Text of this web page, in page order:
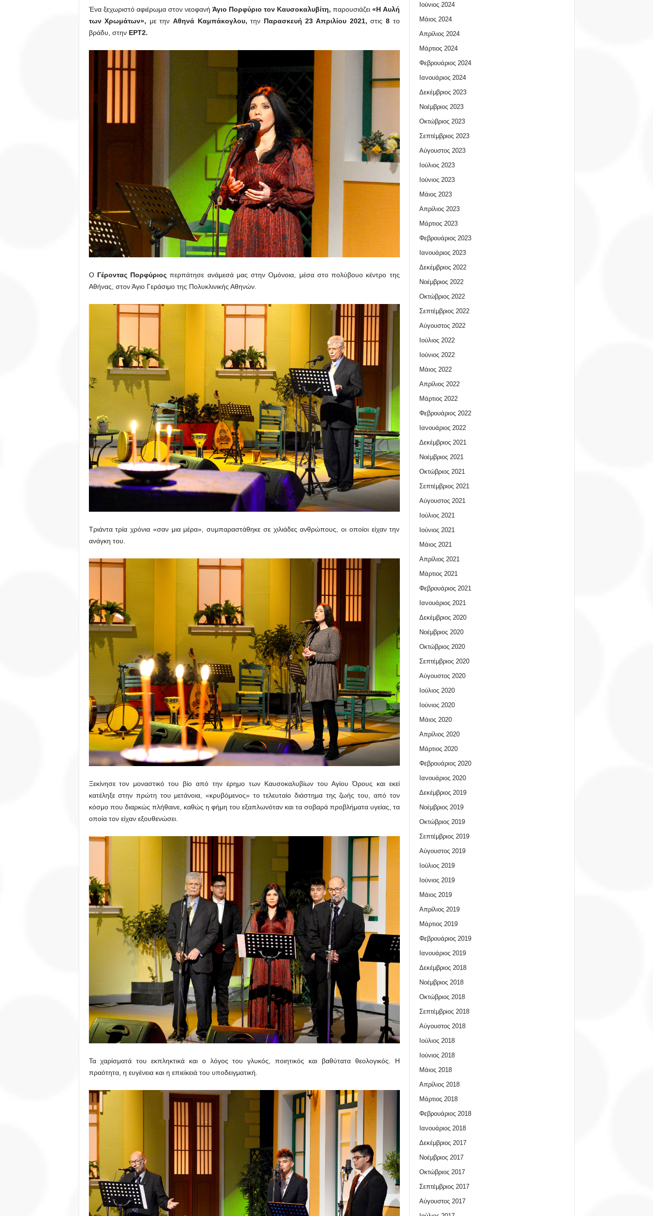
Ένα ξεχωριστό αφιέρωμα στον νεοφανή Άγιο Πορφύριο τον Καυσοκαλυβίτη, παρουσιάζει«Η Αυλή
των Χρωμάτων», με την Αθηνά Καμπάκογλου,την Παρασκευή 23 Απριλίου 2021,στις 8το
βράδυ, στην ΕΡΤ2.
Ο Γέροντας Πορφύριος περπάτησε ανάμεσά μας στην Ομόνοια, μέσα στο πολύβουο κέντρο της
Αθήνας, στον Άγιο Γεράσιμο της Πολυκλινικής Αθηνών.
Τριάντα τρία χρόνια «σαν μια μέρα», συμπαραστάθηκε σε χιλιάδες ανθρώπους, οι οποίοι είχαν την
ανάγκη του.
Ξεκίνησε τον μοναστικό του βίο από την έρημο των Καυσοκαλυβίων του Αγίου Όρους και εκεί
κατέληξε στην πρώτη του μετάνοια, «κρυβόμενος» το τελευταίο διάστημα της ζωής του, από τον
κόσμο που διαρκώς πλήθαινε, καθώς η φήμη του εξαπλωνόταν και τα σοβαρά προβλήματα υγείας, τα
οποία τον είχαν εξουθενώσει.
Τα χαρίσματά του εκπληκτικά και ο λόγος του γλυκός, ποιητικός και βαθύτατα θεολογικός. Η
πραότητα, η ευγένεια και η επιείκειά του υποδειγματική.
Ιούνιος 2024
Μάιος 2024
Απρίλιος 2024
Μάρτιος 2024
Φεβρουάριος 2024
Ιανουάριος 2024
Δεκέμβριος 2023
Νοέμβριος 2023
Οκτώβριος 2023
Σεπτέμβριος 2023
Αύγουστος 2023
Ιούλιος 2023
Ιούνιος 2023
Μάιος 2023
Απρίλιος 2023
Μάρτιος 2023
Φεβρουάριος 2023
Ιανουάριος 2023
Δεκέμβριος 2022
Νοέμβριος 2022
Οκτώβριος 2022
Σεπτέμβριος 2022
Αύγουστος 2022
Ιούλιος 2022
Ιούνιος 2022
Μάιος 2022
Απρίλιος 2022
Μάρτιος 2022
Φεβρουάριος 2022
Ιανουάριος 2022
Δεκέμβριος 2021
Νοέμβριος 2021
Οκτώβριος 2021
Σεπτέμβριος 2021
Αύγουστος 2021
Ιούλιος 2021
Ιούνιος 2021
Μάιος 2021
Απρίλιος 2021
Μάρτιος 2021
Φεβρουάριος 2021
Ιανουάριος 2021
Δεκέμβριος 2020
Νοέμβριος 2020
Οκτώβριος 2020
Σεπτέμβριος 2020
Αύγουστος 2020
Ιούλιος 2020
Ιούνιος 2020
Μάιος 2020
Απρίλιος 2020
Μάρτιος 2020
Φεβρουάριος 2020
Ιανουάριος 2020
Δεκέμβριος 2019
Νοέμβριος 2019
Οκτώβριος 2019
Σεπτέμβριος 2019
Αύγουστος 2019
Ιούλιος 2019
Ιούνιος 2019
Μάιος 2019
Απρίλιος 2019
Μάρτιος 2019
Φεβρουάριος 2019
Ιανουάριος 2019
Δεκέμβριος 2018
Νοέμβριος 2018
Οκτώβριος 2018
Σεπτέμβριος 2018
Αύγουστος 2018
Ιούλιος 2018
Ιούνιος 2018
Μάιος 2018
Απρίλιος 2018
Μάρτιος 2018
Φεβρουάριος 2018
Ιανουάριος 2018
Δεκέμβριος 2017
Νοέμβριος 2017
Οκτώβριος 2017
Σεπτέμβριος 2017
Αύγουστος 2017